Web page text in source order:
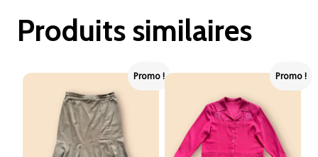
Produits similaires
Promo ! Promo !